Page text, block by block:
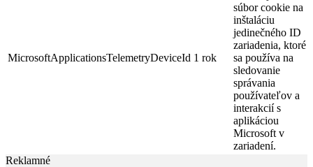
MicrosoftApplicationsTelemetryDeviceId 1 rok
súbor cookie na
inštaláciu
jedinečného ID
zariadenia, ktoré
sa používa na
sledovanie
správania
používateľov a
interakcií s
aplikáciou
Microsoft v
zariadení.
Reklamné